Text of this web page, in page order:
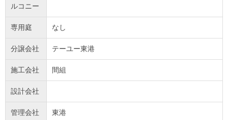
ルコニー
専用庭 なし
分譲会社 テーユー東港
施工会社 間組
設計会社
管理会社 東港